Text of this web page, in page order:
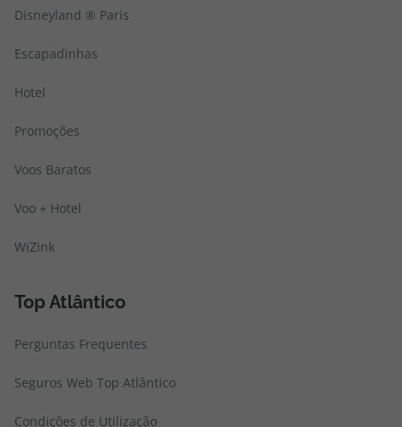
Disneyland ® Paris
Escapadinhas
Hotel
Promoções
Voos Baratos
Voo + Hotel
WiZink
Top Atlântico
Perguntas Frequentes
Seguros Web Top Atlântico
Condições de Utilização